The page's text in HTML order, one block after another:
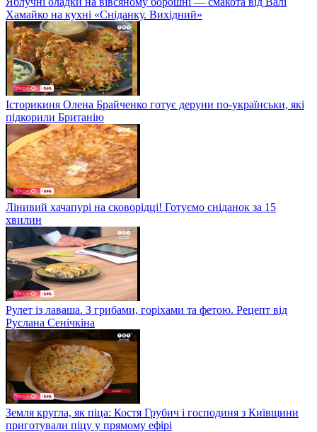
Хамайко на кухні «Сніданку. Вихідний»
Історикиня Олена Брайченко готує деруни по-українськи, які
підкорили Британію
Лінивий хачапурі на сковорідці! Готуємо сніданок за 15
хвилин
Рулет із лаваша. З грибами, горіхами та фетою. Рецепт від
Руслана Сенічкіна
Земля кругла, як піца: Костя Грубич і господиня з Київщини
приготували піцу у прямому ефірі